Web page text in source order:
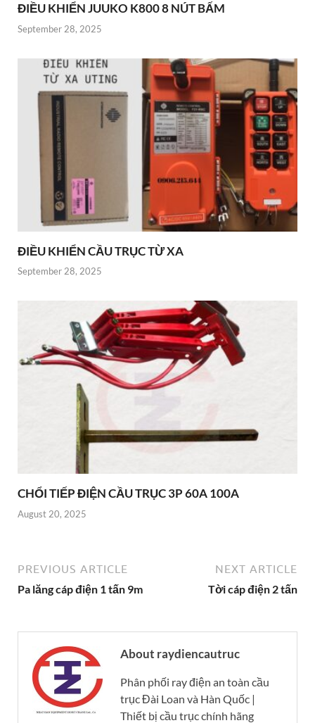
ĐIỀU KHIỂN JUUKO K800 8 NÚT BẤM
September 28, 2025
ĐIỀU KHIỂN CẦU TRỤC TỪ XA
September 28, 2025
CHỔI TIẾP ĐIỆN CẦU TRỤC 3P 60A 100A
August 20, 2025
PREVIOUS ARTICLE
Pa lăng cáp điện 1 tấn 9m
NEXT ARTICLE
Tời cáp điện 2 tấn
About raydiencautruc
Phân phối ray điện an toàn cầu
trục Đài Loan và Hàn Quốc |
Thiết bị cầu trục chính hãng